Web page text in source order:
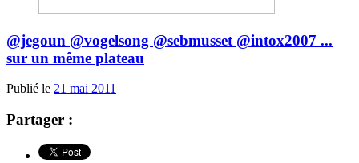
@jegoun @vogelsong @sebmusset @intox2007 ...
sur un même plateau
Publié le 21 mai 2011
Partager :